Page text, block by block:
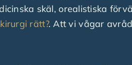
skäl, orealistiska
rätt?. Att vi vågar